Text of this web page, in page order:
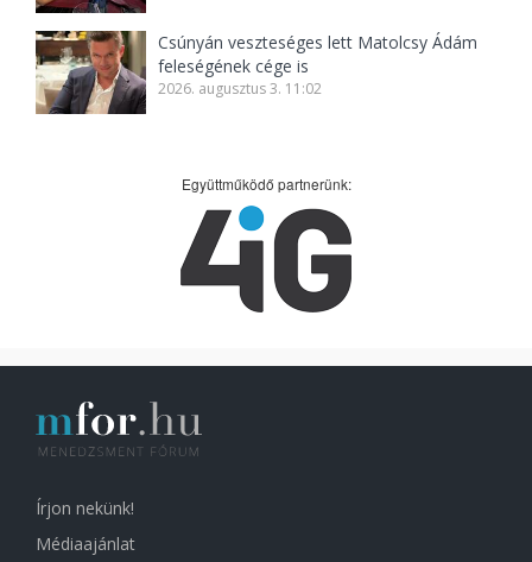
Csúnyán veszteséges lett Matolcsy Ádám
feleségének cége is
2026. augusztus 3. 11:02
Együttműködő partnerünk:
Írjon nekünk!
Médiaajánlat